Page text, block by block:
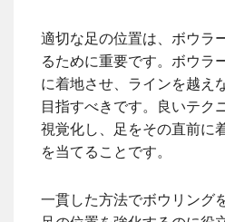
適切な足の位置は、ボウラ
るために重要です。ボウラ
に着地させ、ラインを越え
目指すべきです。良いテク
視覚化し、足をその直前に
を当てることです。
一貫した方法でボウリング